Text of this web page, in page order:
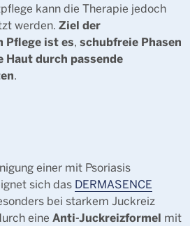
kann die Therapie jedoch
werden. Ziel der
Pflege ist es, schubfreie Phasen
Haut durch passende
.
einer mit Psoriasis
sich das DERMASENCE
bei starkem Juckreiz
eine Anti-Juckreizformel mit